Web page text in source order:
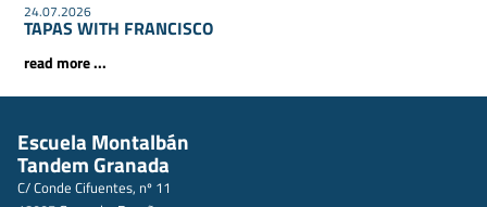
24.07.2026
TAPAS WITH FRANCISCO
read more ...
Escuela Montalbán
Tandem Granada
C/ Conde Cifuentes, nº 11